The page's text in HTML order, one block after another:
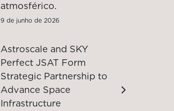
atmosférico.
9 de junho de 2026
Astroscale and SKY
Perfect JSAT Form
Strategic Partnership to
Advance Space
Infrastructure